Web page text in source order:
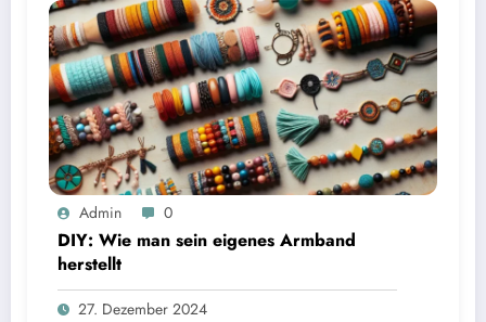
Admin 0
DIY: Wie man sein eigenes Armband
herstellt
27. Dezember 2024